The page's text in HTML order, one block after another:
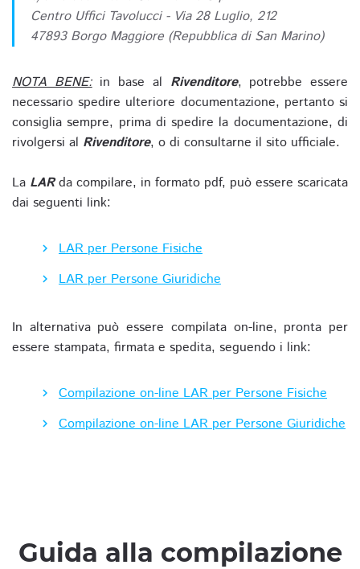
Centro Uffici Tavolucci - Via 28 Luglio, 212
47893 Borgo Maggiore (Repubblica di San Marino)
NOTA BENE:in base al Rivenditore, potrebbe essere
necessario spedire ulteriore documentazione, pertanto si
consiglia sempre, prima di spedire la documentazione, di
rivolgersi al Rivenditore, o di consultarne il sito ufficiale.
La LARda compilare, in formato pdf, può essere scaricata
dai seguenti link:
LAR per Persone Fisiche
LAR per Persone Giuridiche
In alternativa può essere compilata on-line, pronta per
essere stampata, firmata e spedita, seguendo i link:
Compilazione on-line LAR per Persone Fisiche
Compilazione on-line LAR per Persone Giuridiche
Guida alla compilazione